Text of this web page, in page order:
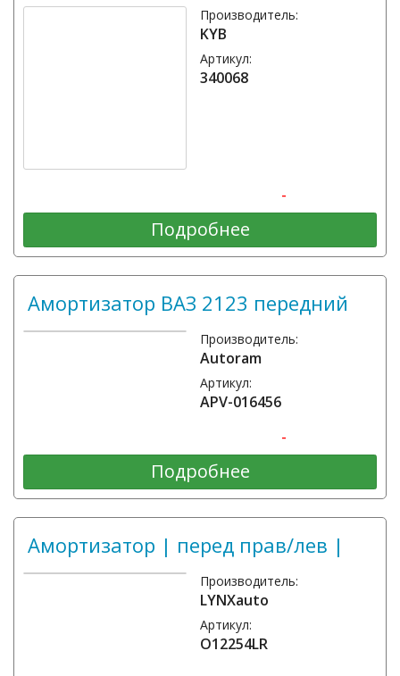
Производитель:
KYB
Артикул:
340068
-
Подробнее
Амортизатор ВАЗ 2123 передний
Производитель:
Autoram
Артикул:
АPV-016456
-
Подробнее
Амортизатор | перед прав/лев |
Производитель:
LYNXauto
Артикул:
O12254LR